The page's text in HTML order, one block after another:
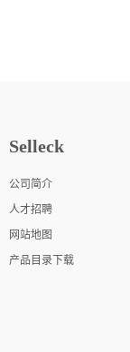
Selleck
公司简介
人才招聘
网站地图
产品目录下载